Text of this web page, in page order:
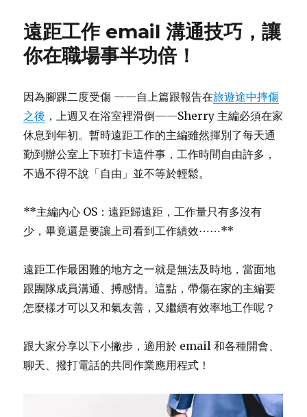
氣
象，
來
滴！
關
於
綠
色
一
二
事
遠距工作 email 溝通技巧，讓
你在職場事半功倍！
因為腳踝二度受傷 ——自上篇跟報告在旅遊途中摔傷
之後 ，上週又在浴室裡滑倒——Sherry 主編必須在家
休息到年初。暫時遠距工作的主編雖然揮別了每天通
勤到辦公室上下班打卡這件事，工作時間自由許多，
不過不得不說「自由」並不等於輕鬆。
**主編內心 OS：遠距歸遠距，工作量只有多沒有
少，畢竟還是要讓上司看到工作績效⋯⋯**
遠距工作最困難的地方之一就是無法及時地，當面地
跟團隊成員溝通、搏感情。這點，帶傷在家的主編要
怎麼樣才可以又和氣友善，又繼續有效率地工作呢？
跟大家分享以下小撇步，適用於 email 和各種開會、
聊天、撥打電話的共同作業應用程式！